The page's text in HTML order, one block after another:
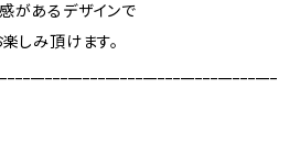
があるデザインで
しみ頂けます。